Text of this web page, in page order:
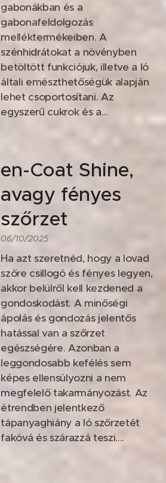
gabonákban és a
gabonafeldolgozás
melléktermékeiben. A
szénhidrátokat a növényben
betöltött funkciójuk, illetve a ló
általi emészthetőségük alapján
lehet csoportosítani. Az
egyszerű cukrok és a...
en-Coat Shine,
avagy fényes
szőrzet
06/10/2025
Ha azt szeretnéd, hogy a lovad
szőre csillogó és fényes legyen,
akkor belülről kell kezdened a
gondoskodást. A minőségi
ápolás és gondozás jelentős
hatással van a szőrzet
egészségére. Azonban a
leggondosabb kefélés sem
képes ellensúlyozni a nem
megfelelő takarmányozást. Az
étrendben jelentkező
tápanyaghiány a ló szőrzetét
fakóvá és szárazzá teszi....